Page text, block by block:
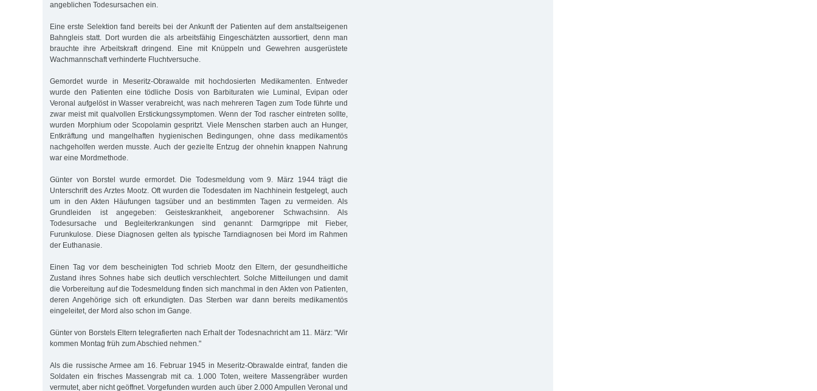
angeblichen Todesursachen ein.
Eine erste Selektion fand bereits bei der Ankunft der Patienten auf dem anstaltseigenen
Bahngleis statt. Dort wurden die als arbeitsfähig Eingeschätzten aussortiert, denn man
brauchte ihre Arbeitskraft dringend. Eine mit Knüppeln und Gewehren ausgerüstete
Wachmannschaft verhinderte Fluchtversuche.
Gemordet wurde in Meseritz-Obrawalde mit hochdosierten Medikamenten. Entweder
wurde den Patienten eine tödliche Dosis von Barbituraten wie Luminal, Evipan oder
Veronal aufgelöst in Wasser verabreicht, was nach mehreren Tagen zum Tode führte und
zwar meist mit qualvollen Erstickungssymptomen. Wenn der Tod rascher eintreten sollte,
wurden Morphium oder Scopolamin gespritzt. Viele Menschen starben auch an Hunger,
Entkräftung und mangelhaften hygienischen Bedingungen, ohne dass medikamentös
nachgeholfen werden musste. Auch der gezielte Entzug der ohnehin knappen Nahrung
war eine Mordmethode.
Günter von Borstel wurde ermordet. Die Todesmeldung vom 9. März 1944 trägt die
Unterschrift des Arztes Mootz. Oft wurden die Todesdaten im Nachhinein festgelegt, auch
um in den Akten Häufungen tagsüber und an bestimmten Tagen zu vermeiden. Als
Grundleiden ist angegeben: Geisteskrankheit, angeborener Schwachsinn. Als
Todesursache und Begleiterkrankungen sind genannt: Darmgrippe mit Fieber,
Furunkulose. Diese Diagnosen gelten als typische Tarndiagnosen bei Mord im Rahmen
der Euthanasie.
Einen Tag vor dem bescheinigten Tod schrieb Mootz den Eltern, der gesundheitliche
Zustand ihres Sohnes habe sich deutlich verschlechtert. Solche Mitteilungen und damit
die Vorbereitung auf die Todesmeldung finden sich manchmal in den Akten von Patienten,
deren Angehörige sich oft erkundigten. Das Sterben war dann bereits medikamentös
eingeleitet, der Mord also schon im Gange.
Günter von Borstels Eltern telegrafierten nach Erhalt der Todesnachricht am 11. März: "Wir
kommen Montag früh zum Abschied nehmen."
Als die russische Armee am 16. Februar 1945 in Meseritz-Obrawalde eintraf, fanden die
Soldaten ein frisches Massengrab mit ca. 1.000 Toten, weitere Massengräber wurden
vermutet, aber nicht geöffnet. Vorgefunden wurden auch über 2.000 Ampullen Veronal und